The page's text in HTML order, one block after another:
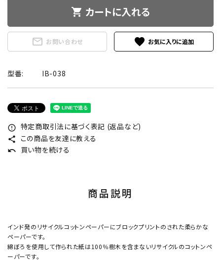
shopping_cart カートに入れる
mail_outline お問い合わせ favorite
型番: IB-038
error_outline 特定商取引法に基づく表記 (返品など)
share この商品を友達に教える
undo 買い物を続ける
商品説明
インド発のリサイクルコットンペーパーにブロックプリントのされた柔らかな
ペーパーです。
綿ぼろを使用して作られた紙は100％樹木を含まないリサイクルのコットンペ
ーパーです。